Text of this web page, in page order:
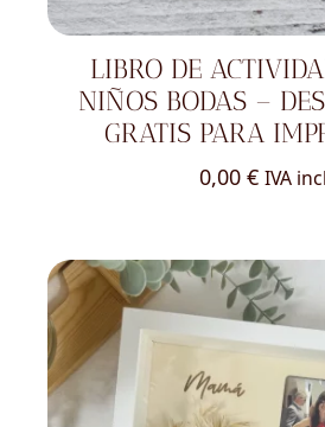
LIBRO DE
NIÑOS BODAS –
GRATIS PARA
0,00 € IVA